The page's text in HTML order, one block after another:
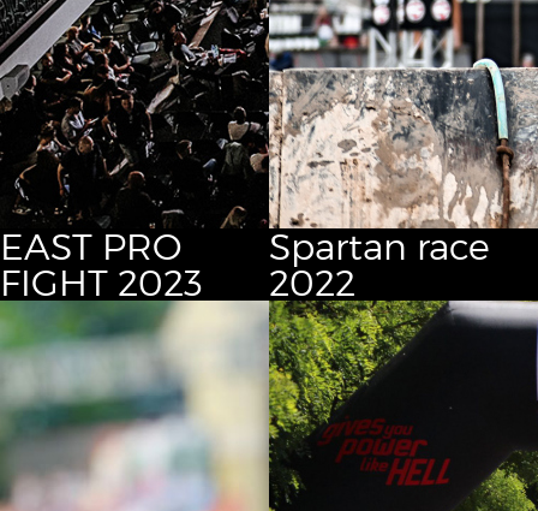
EAST PRO
FIGHT 2023
Spartan race
2022